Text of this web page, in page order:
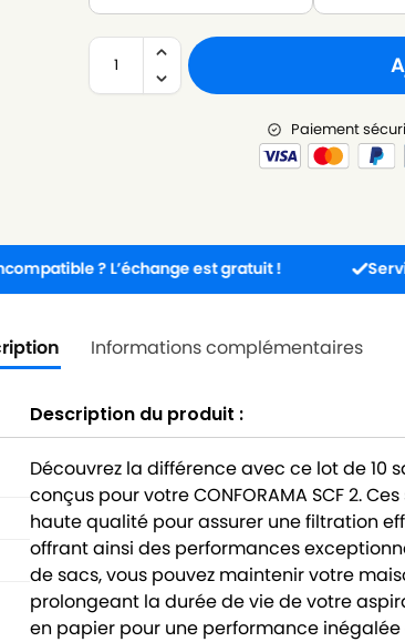
Paiement
? L’échange est gratuit ! Service
Informations complémentaires
Description du produit :
Découvrez la différence avec ce lot de
conçus pour votre CONFORAMA SCF 2.
haute qualité pour assurer une filtration
offrant ainsi des performances
de sacs, vous pouvez maintenir votre
prolongeant la durée de vie de votre
en papier pour une performance